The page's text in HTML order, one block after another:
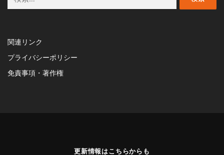
索:
関連リンク
プライバシーポリシー
免責事項・著作権
更新情報はこちらからも